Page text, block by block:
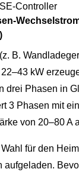
Controller
B.
kW
drei Phasen in
3 Phasen mit
von 20–80 A
für den
aufgeladen.